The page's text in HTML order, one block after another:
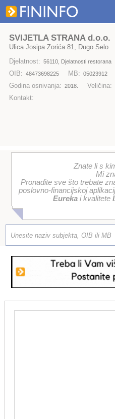
SVIJETLA STRANA d.o.o.
Ulica Josipa Zorića 81, Dugo Selo
Djelatnost: 56110, Djelatnosti restorana
OIB: 48473698225 MB: 05023912
Godina osnivanja: 2018. Veličina:
Kontakt:
Znate li s
Mi
Pronađite sve što trebate
poslovno-financijskoj
Eurekai kvalitete